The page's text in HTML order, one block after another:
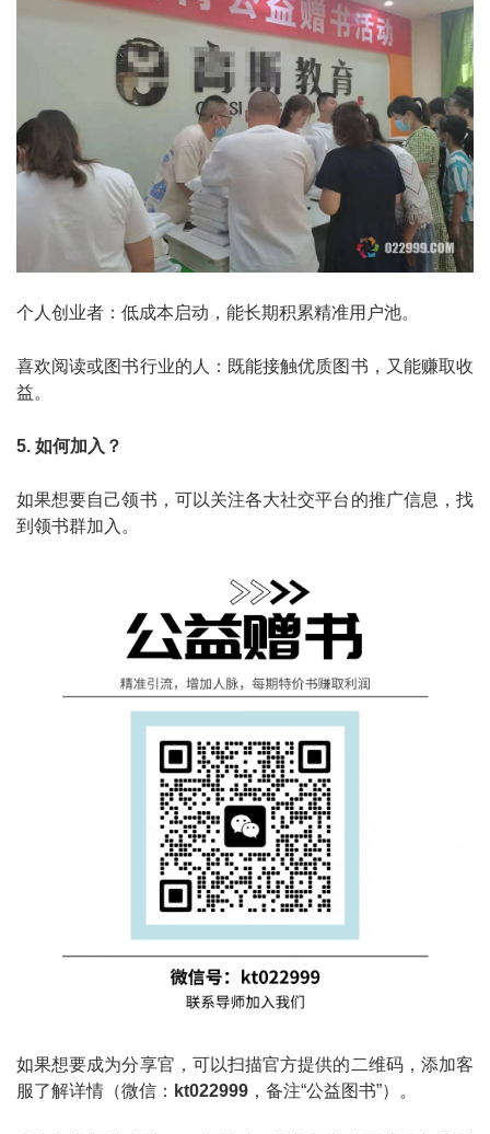
个人创业者：低成本启动，能长期积累精准用户池。
喜欢阅读或图书行业的人：既能接触优质图书，又能赚取收
益。
5. 如何加入？
如果想要自己领书，可以关注各大社交平台的推广信息，找
到领书群加入。
如果想要成为分享官，可以扫描官方提供的二维码，添加客
服了解详情（微信： kt022999 ，备注“公益图书”）。